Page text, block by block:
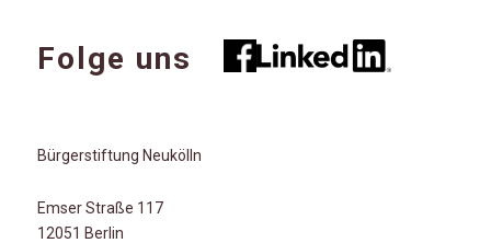
Folge uns
Bürgerstiftung Neukölln
Emser Straße 117
12051 Berlin